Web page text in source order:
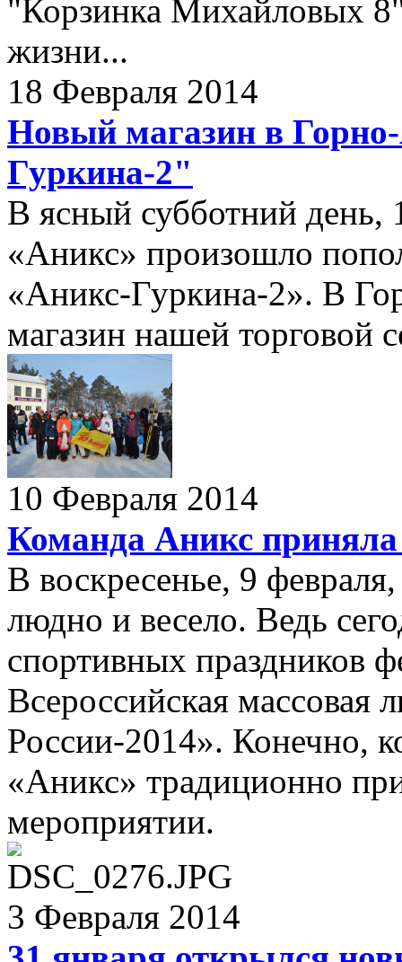
"Корзинка Михайловых
жизни...
18 Февраля 2014
Новый магазин в
Гуркина-2"
В ясный субботний день,
«Аникс» произошло
«Аникс-Гуркина-2». В
магазин нашей торговой
10 Февраля 2014
Команда Аникс
В воскресенье, 9
людно и весело. Ведь
спортивных праздников
Всероссийская
России-2014». Конечно,
«Аникс» традиционно
мероприятии.
3 Февраля 2014